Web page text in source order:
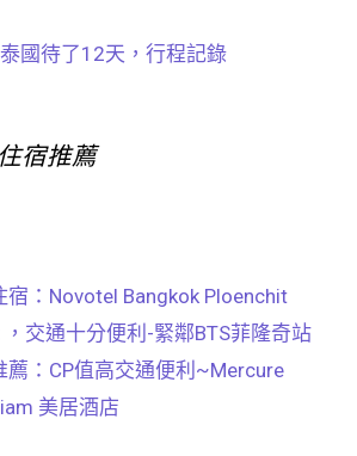
國待了12天，行程記錄
宿推薦
宿：Novotel Bangkok Ploenchit
，交通十分便利-緊鄰BTS菲隆奇站
薦：CP值高交通便利~Mercure
美居酒店